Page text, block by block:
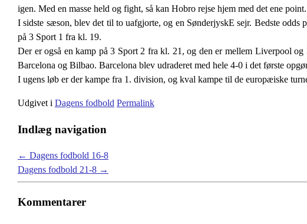
igen. Med en masse held og fight, så kan Hobro rejse hjem med det ene point.
I sidste sæson, blev det til to uafgjorte, og en SønderjyskE sejr. Bedste
på 3 Sport 1 fra kl. 19.
Der er også en kamp på 3 Sport 2 fra kl. 21, og den er mellem Liverpool
Barcelona og Bilbao. Barcelona blev udraderet med hele 4-0 i det første
I ugens løb er der kampe fra 1. division, og kval kampe til de europæiske
Udgivet i Dagens fodbold Permalink
Indlæg navigation
← Dagens fodbold 16-8
Dagens fodbold 21-8 →
Kommentarer